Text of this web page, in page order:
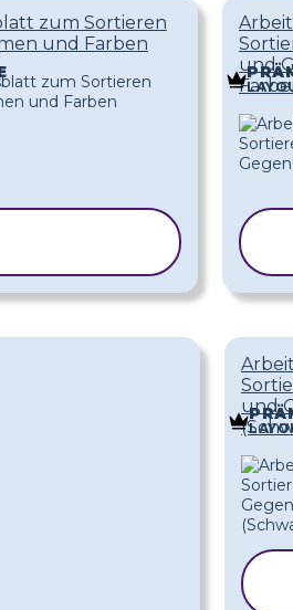
zum Sortieren
und Farben
und
und